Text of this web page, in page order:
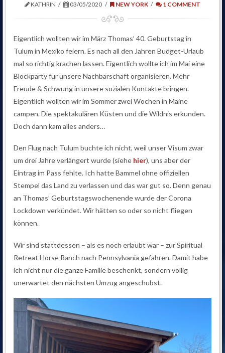
KATHRIN 03/05/2020 NEW YORK 1 COMMENT
Eigentlich wollten wir im März Thomas’ 40. Geburtstag in
Tulum in Mexiko feiern. Es nach all den Jahren Budget-Urlaub
mal so richtig krachen lassen. Eigentlich wollte ich im Mai eine
Blockparty für unsere Nachbarschaft organisieren. Mehr
Freude & Schwung in unsere sozialen Kontakte bringen.
Eigentlich wollten wir im Sommer zwei Wochen in Maine
campen. Die spektakulären Küsten und die Wildnis erkunden.
Doch dann kam alles anders…
Den Flug nach Tulum buchte ich nicht, weil unser Visum zwar
um drei Jahre verlängert wurde (siehe hier), uns aber der
Eintrag im Pass fehlte. Ich hatte Bammel ohne offiziellen
Stempel das Land zu verlassen und das war gut so. Denn genau
an Thomas’ Geburtstagswochenende wurde der Corona
Lockdown verkündet. Wir hätten so oder so nicht fliegen
können.
Wir sind stattdessen – als es noch erlaubt war – zur Spiritual
Retreat Horse Ranch nach Pennsylvania gefahren. Damit habe
ich nicht nur die ganze Familie beschenkt, sondern völlig
unerwartet den nächsten Umzug angeschubst.